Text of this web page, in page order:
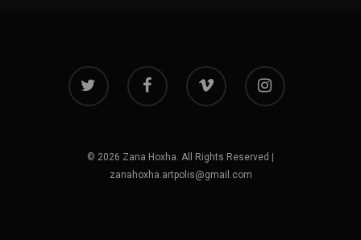
© 2026 Zana Hoxha. All Rights Reserved |
zanahoxha.artpolis@gmail.com